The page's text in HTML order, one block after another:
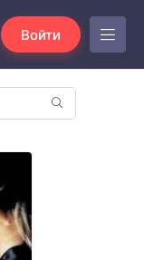
Войти